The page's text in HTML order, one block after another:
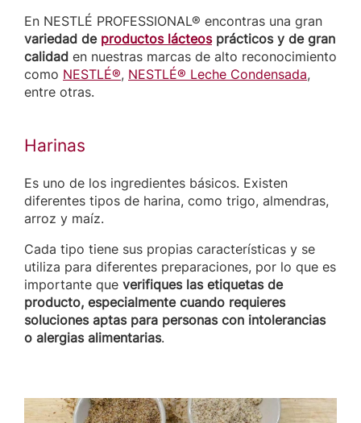
En NESTLÉ PROFESSIONAL® encontras una gran
variedad de productos lácteosprácticos y de gran
calidad en nuestras marcas de alto reconocimiento
como NESTLÉ®, NESTLÉ® Leche Condensada,
entre otras.
Harinas
Es uno de los ingredientes básicos. Existen
diferentes tipos de harina, como trigo, almendras,
arroz y maíz.
Cada tipo tiene sus propias características y se
utiliza para diferentes preparaciones, por lo que es
importante que verifiques las etiquetas de
producto, especialmente cuando requieres
soluciones aptas para personas con intolerancias
o alergias alimentarias.